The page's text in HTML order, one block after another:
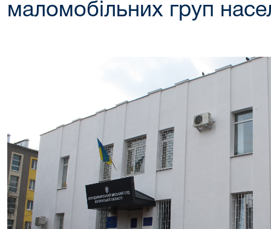
маломобільних груп